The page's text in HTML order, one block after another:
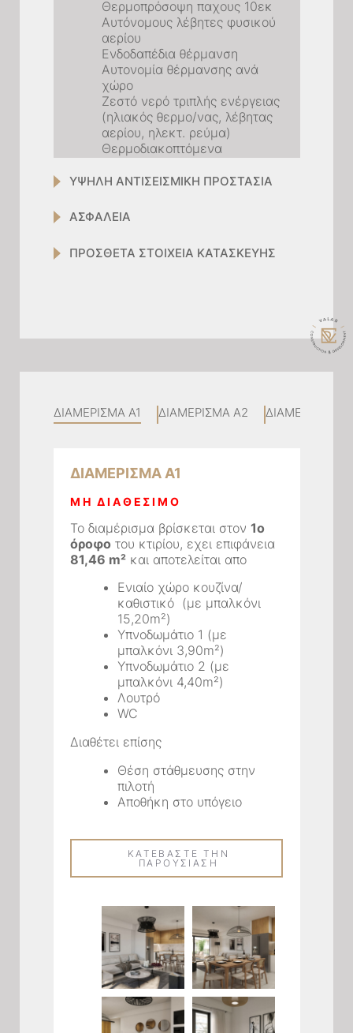
Θερμοπρόσοψη παχους 10εκ
Αυτόνομους λέβητες φυσικού
αερίου
Ενδοδαπέδια θέρμανση
Αυτονομία θέρμανσης ανά
χώρο
Ζεστό νερό τριπλής ενέργειας
(ηλιακός θερμο/νας, λέβητας
αερίου, ηλεκτ. ρεύμα)
Θερμοδιακοπτόμενα
χαμηλής θερμικής
υαλοπίνακες χαμηλού
ΥΨΗΛΗ ΑΝΤΙΣΕΙΣΜΙΚΗ ΠΡΟΣΤΑΣΙΑ
ΑΣΦΑΛΕΙΑ
ΠΡΟΣΘΕΤΑ ΣΤΟΙΧΕΙΑ ΚΑΤΑΣΚΕΥΗΣ
ΔΙΑΜΕΡΙΣΜΑ Α1 ΔΙΑΜΕΡΙΣΜΑ Α2 ΔΙΑΜΕΡΙΣΜΑ Β1
ΔΙΑΜΕΡΙΣΜΑ Α1
ΜΗ ΔΙΑΘΕΣΙΜΟ
Το διαμέρισμα βρίσκεται στον 1ο
όροφο του κτιρίου, εχει επιφάνεια
81,46 m² και αποτελείται απο
Ενιαίο χώρο κουζίνα/
καθιστικό (με μπαλκόνι
15,20m²)
Υπνοδωμάτιο 1 (με
μπαλκόνι 3,90m²)
Υπνοδωμάτιο 2 (με
μπαλκόνι 4,40m²)
Λουτρό
WC
Διαθέτει επίσης
Θέση στάθμευσης στην
πιλοτή
Αποθήκη στο υπόγειο
ΚΑΤΕΒΑΣΤΕ ΤΗΝ
ΠΑΡΟΥΣΙΑΣΗ